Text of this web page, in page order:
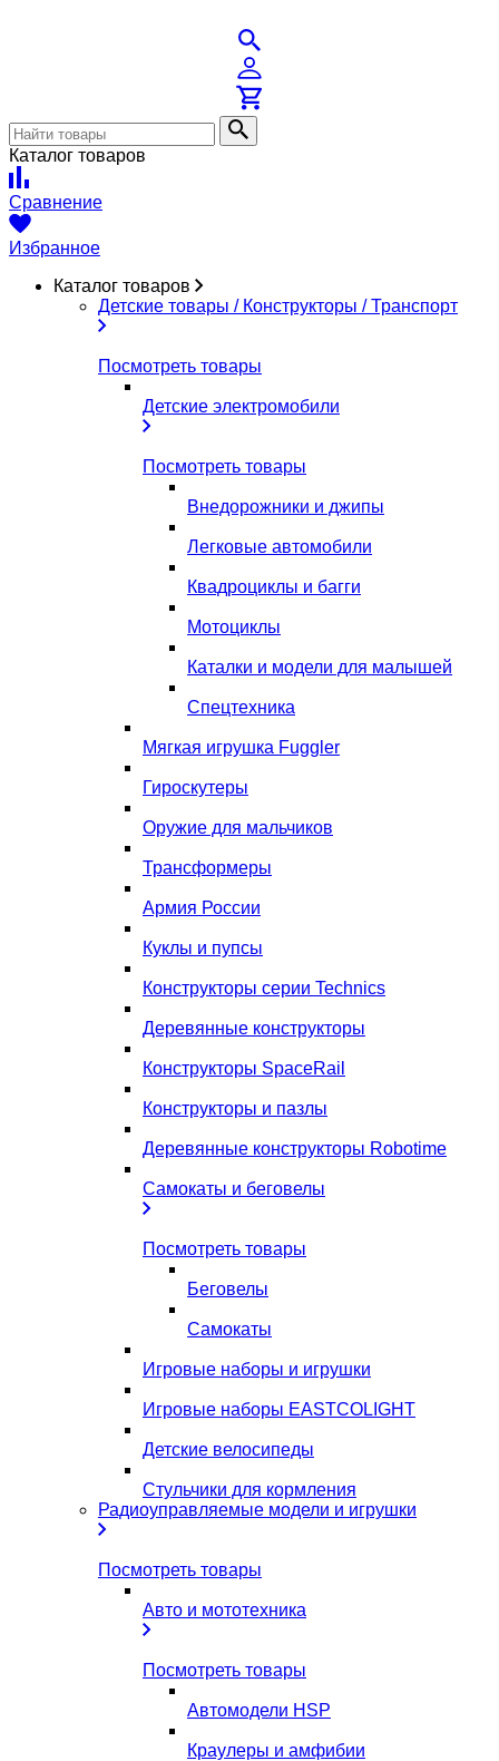
Каталог товаров
Сравнение
Избранное
Каталог товаров
Детские товары / Конструкторы / Транспорт
Посмотреть товары
Детские электромобили
Посмотреть товары
Внедорожники и джипы
Легковые автомобили
Квадроциклы и багги
Мотоциклы
Каталки и модели для малышей
Спецтехника
Мягкая игрушка Fuggler
Гироскутеры
Оружие для мальчиков
Трансформеры
Армия России
Куклы и пупсы
Конструкторы серии Technics
Деревянные конструкторы
Конструкторы SpaceRail
Конструкторы и пазлы
Деревянные конструкторы Robotime
Самокаты и беговелы
Посмотреть товары
Беговелы
Самокаты
Игровые наборы и игрушки
Игровые наборы EASTCOLIGHT
Детские велосипеды
Стульчики для кормления
Радиоуправляемые модели и игрушки
Посмотреть товары
Авто и мототехника
Посмотреть товары
Автомодели HSP
Краулеры и амфибии